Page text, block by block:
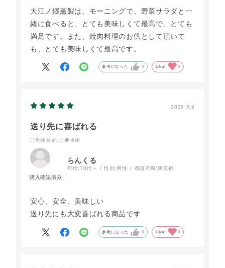
大江ノ郷薫製は、モーニングで、野菜サラダと一
緒に食べると、とても美味しくて最高で、とても
満足です。また、焼肉料理のお供として頂いて
も、とても美味しくて最高です。
参考になった 0 Like! 0
2026.5.9
送り先に喜ばれる
ご利用目的 :ご進物用
らんくる
年代:70代～ 性別:男性 都道府県:東京都
安心、安全、美味しい
送り先にも大変喜ばれる商品です
参考になった 0 Like! 0